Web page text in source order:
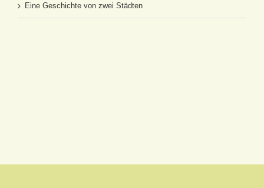
Eine Geschichte von zwei Städten